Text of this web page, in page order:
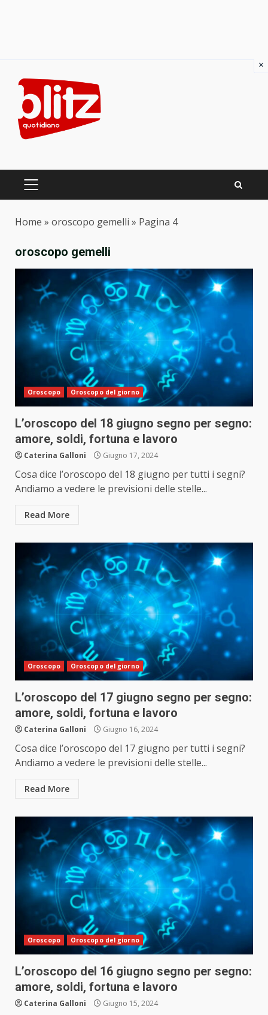
content
PRIMARY
Home » oroscopo gemelli » Pagina 4
oroscopo gemelli
Oroscopo Oroscopo del giorno
L’oroscopo del 18 giugno segno per segno:
amore, soldi, fortuna e lavoro
Caterina Galloni Giugno 17, 2024
Cosa dice l’oroscopo del 18 giugno per tutti i segni?
Andiamo a vedere le previsioni delle stelle...
Read More
Oroscopo Oroscopo del giorno
L’oroscopo del 17 giugno segno per segno:
amore, soldi, fortuna e lavoro
Caterina Galloni Giugno 16, 2024
Cosa dice l’oroscopo del 17 giugno per tutti i segni?
Andiamo a vedere le previsioni delle stelle...
Read More
Oroscopo Oroscopo del giorno
L’oroscopo del 16 giugno segno per segno:
amore, soldi, fortuna e lavoro
Caterina Galloni Giugno 15, 2024
×